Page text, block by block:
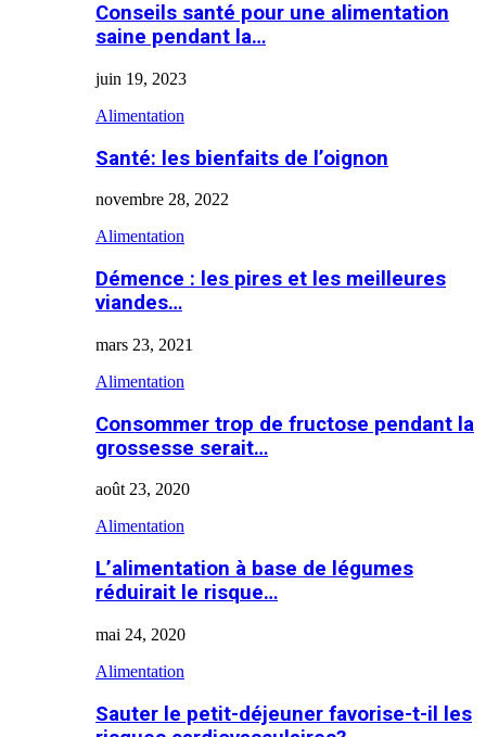
Conseils santé pour une alimentation
saine pendant la…
juin 19, 2023
Alimentation
Santé: les bienfaits de l’oignon
novembre 28, 2022
Alimentation
Démence : les pires et les meilleures
viandes…
mars 23, 2021
Alimentation
Consommer trop de fructose pendant la
grossesse serait…
août 23, 2020
Alimentation
L’alimentation à base de légumes
réduirait le risque…
mai 24, 2020
Alimentation
Sauter le petit-déjeuner favorise-t-il les